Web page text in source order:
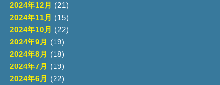
2024年12月
(21)
2024年11月
(15)
2024年10月
(22)
2024年9月
(19)
2024年8月
(18)
2024年7月
(19)
2024年6月
(22)